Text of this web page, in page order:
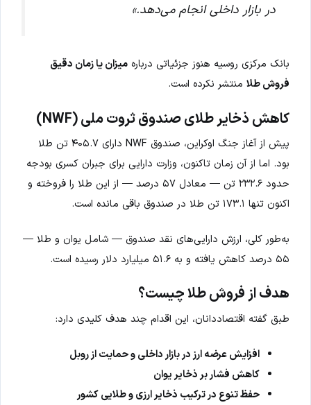
در بازار داخلی انجام می‌دهد.»
بانک مرکزی روسیه هنوز جزئیاتی درباره میزان یا زمان دقیق
فروش طلا منتشر نکرده است.
کاهش ذخایر طلای صندوق ثروت ملی (NWF)
پیش از آغاز جنگ اوکراین، صندوق NWF دارای ۴۰۵.۷ تن طلا
بود. اما از آن زمان تاکنون، وزارت دارایی برای جبران کسری بودجه
حدود ۲۳۲.۶ تن — معادل ۵۷ درصد — از این طلا را فروخته و
اکنون تنها ۱۷۳.۱ تن طلا در صندوق باقی مانده است.
به‌طور کلی، ارزش دارایی‌های نقد صندوق — شامل یوان و طلا —
۵۵ درصد کاهش یافته و به ۵۱.۶ میلیارد دلار رسیده است.
هدف از فروش طلا چیست؟
طبق گفته اقتصاددانان، این اقدام چند هدف کلیدی دارد:
افزایش عرضه ارز در بازار داخلی و حمایت از روبل
کاهش فشار بر ذخایر یوان
حفظ تنوع در ترکیب ذخایر ارزی و طلایی کشور